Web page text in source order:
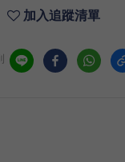
加入追蹤清單